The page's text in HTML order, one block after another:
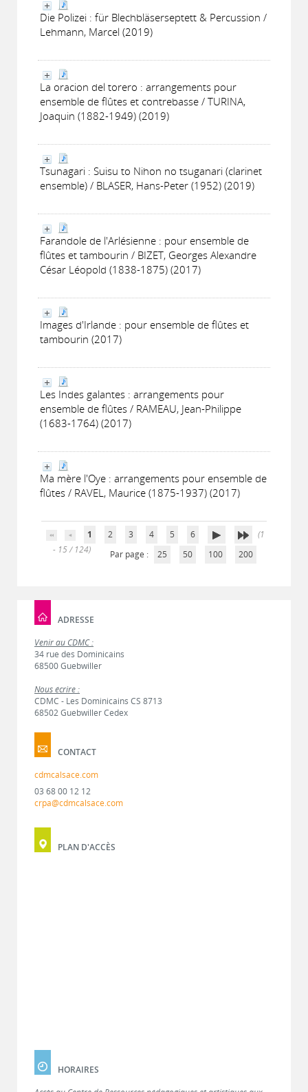
Die Polizei : für Blechbläserseptett & Percussion /
Lehmann, Marcel (2019)
La oracion del torero : arrangements pour
ensemble de flûtes et contrebasse / TURINA,
Joaquin (1882-1949) (2019)
Tsunagari : Suisu to Nihon no tsuganari (clarinet
ensemble) / BLASER, Hans-Peter (1952) (2019)
Farandole de l'Arlésienne : pour ensemble de
flûtes et tambourin / BIZET, Georges Alexandre
César Léopold (1838-1875) (2017)
Images d'Irlande : pour ensemble de flûtes et
tambourin (2017)
Les Indes galantes : arrangements pour
ensemble de flûtes / RAMEAU, Jean-Philippe
(1683-1764) (2017)
Ma mère l'Oye : arrangements pour ensemble de
flûtes / RAVEL, Maurice (1875-1937) (2017)
1 2 3 4 5 6
(1
- 15 / 124)
Par page : 25 50 100 200
ADRESSE
Venir au CDMC :
34 rue des Dominicains
68500 Guebwiller
Nous écrire :
CDMC - Les Dominicains CS 8713
68502 Guebwiller Cedex
CONTACT
cdmcalsace.com
03 68 00 12 12
crpa@cdmcalsace.com
PLAN D'ACCÈS
HORAIRES